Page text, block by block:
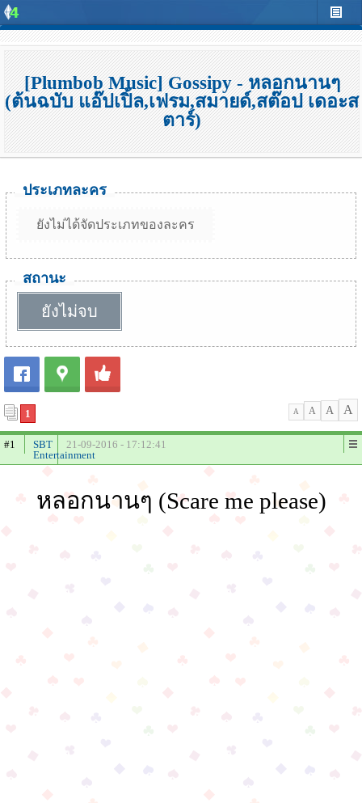
[Plumbob Music] Gossipy - หลอกนานๆ
(ต้นฉบับ แอ๊ปเปิ้ล,เฟรม,สมายด์,สต๊อป เดอะส
ตาร์)
ประเภทละคร
ยังไม่ได้จัดประเภทของละคร
สถานะ
ยังไม่จบ
1 A A A A
#1
SBT
Entertainment
21-09-2016 - 17:12:41
หลอกนานๆ (Scare me please)